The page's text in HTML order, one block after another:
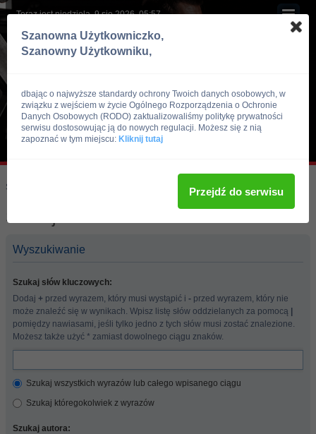
Teraz jest niedziela, 9 sie 2026, 05:57
Skocz do:
Szukaj
Wyszukiwanie
Szukaj słów kluczowych:
Dodaj + przed wyrazem, który musi wystąpić i - przed wyrazem, który nie
może znaleźć się w wynikach. Wpisz listę słów oddzielanych za pomocą
pomiędzy nawiasami, jeśli tylko jedno z tych słów musi zostać znalezione.
Możesz także użyć * zamiast dowolnego ciągu znaków.
Szukaj wszystkich wyrazów lub całego wpisanego ciągu
Szukaj któregokolwiek z wyrazów
Szukaj autora:
Szanowna Użytkowniczko,
Szanowny Użytkowniku,
dbając o najwyższe standardy ochrony Twoich danych osobowych, w
związku z wejściem w życie Ogólnego Rozporządzenia o Ochronie
Danych Osobowych (RODO) zaktualizowaliśmy politykę prywatności
serwisu dostosowując ją do nowych regulacji. Możesz się z nią
zapoznać w tym miejscu: Kliknij tutaj
Przejdź do serwisu